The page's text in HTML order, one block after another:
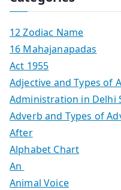
12 Zodiac Name
16 Mahajanapadas
Act 1955
Adjective and Types of
Administration in Delhi
Adverb and Types of
After
Alphabet Chart
An
Animal Voice